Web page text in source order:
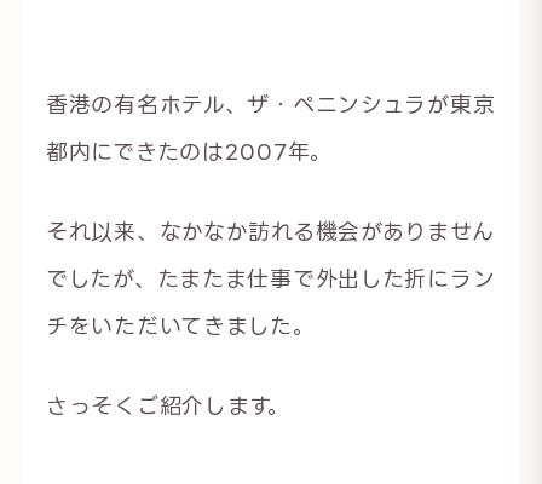
香港の有名ホテル、ザ・ペニンシュラが東京
都内にできたのは2007年。
それ以来、なかなか訪れる機会がありません
でしたが、たまたま仕事で外出した折にラン
チをいただいてきました。
さっそくご紹介します。